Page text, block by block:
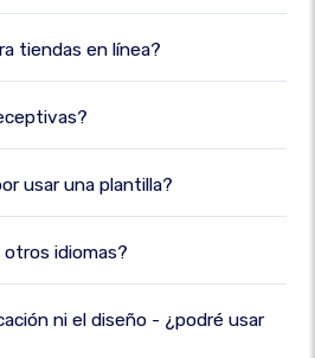
tiendas en línea?
usar una plantilla?
idiomas?
ni el diseño - ¿podré usar